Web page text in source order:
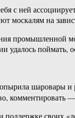
с ней
москалям на
промышленной
удалось поймать,
шаровары и
комментировать